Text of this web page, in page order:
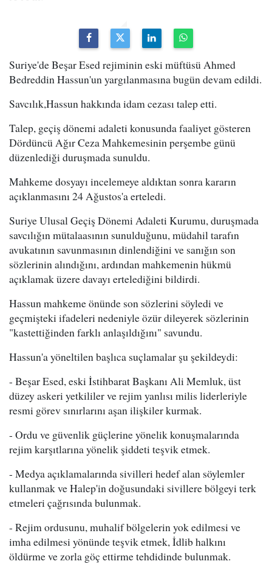
Suriye'de Beşar Esed rejiminin eski müftüsü Ahmed
Bedreddin Hassun'un yargılanmasına bugün devam edildi.
Savcılık,Hassun hakkında idam cezası talep etti.
Talep, geçiş dönemi adaleti konusunda faaliyet gösteren
Dördüncü Ağır Ceza Mahkemesinin perşembe günü
düzenlediği duruşmada sunuldu.
Mahkeme dosyayı incelemeye aldıktan sonra kararın
açıklanmasını 24 Ağustos'a erteledi.
Suriye Ulusal Geçiş Dönemi Adaleti Kurumu, duruşmada
savcılığın mütalaasının sunulduğunu, müdahil tarafın
avukatının savunmasının dinlendiğini ve sanığın son
sözlerinin alındığını, ardından mahkemenin hükmü
açıklamak üzere davayı ertelediğini bildirdi.
Hassun mahkeme önünde son sözlerini söyledi ve
geçmişteki ifadeleri nedeniyle özür dileyerek sözlerinin
"kastettiğinden farklı anlaşıldığını" savundu.
Hassun'a yöneltilen başlıca suçlamalar şu şekildeydi:
- Beşar Esed, eski İstihbarat Başkanı Ali Memluk, üst
düzey askeri yetkililer ve rejim yanlısı milis liderleriyle
resmi görev sınırlarını aşan ilişkiler kurmak.
- Ordu ve güvenlik güçlerine yönelik konuşmalarında
rejim karşıtlarına yönelik şiddeti teşvik etmek.
- Medya açıklamalarında sivilleri hedef alan söylemler
kullanmak ve Halep'in doğusundaki sivillere bölgeyi terk
etmeleri çağrısında bulunmak.
- Rejim ordusunu, muhalif bölgelerin yok edilmesi ve
imha edilmesi yönünde teşvik etmek, İdlib halkını
öldürme ve zorla göç ettirme tehdidinde bulunmak.